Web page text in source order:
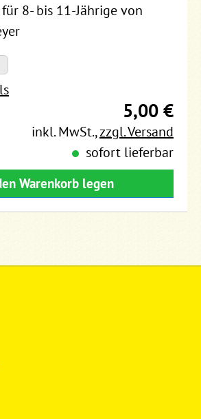
8- bis 11-Jährige von
5,00 €
inkl. MwSt.,zzgl. Versand
sofort lieferbar
Warenkorb legen